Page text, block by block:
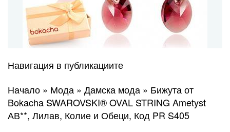
Навигация в публикациите
Начало » Мода » Дамска мода » Бижута от
Bokacha SWAROVSKI® OVAL STRING Ametyst
АВ**, Лилав, Колие и Обеци, Код PR S405